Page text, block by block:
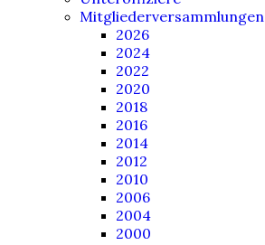
Mitgliederversammlungen
2026
2024
2022
2020
2018
2016
2014
2012
2010
2006
2004
2000